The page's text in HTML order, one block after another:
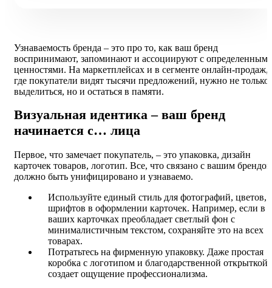
Узнаваемость бренда – это про то, как ваш бренд
воспринимают, запоминают и ассоциируют с
ценностями. На маркетплейсах и в сегменте онлайн-продаж,
где покупатели видят тысячи предложений, нужно не только
выделиться, но и остаться в памяти.
Визуальная идентика – ваш бренд
начинается с… лица
Первое, что замечает покупатель, – это упаковка, дизайн
карточек товаров, логотип. Все, что связано с вашим
должно быть унифицировано и узнаваемо.
Используйте единый стиль для фотографий, цветов,
шрифтов в оформлении карточек. Например, если в
ваших карточках преобладает светлый фон с
минималистичным текстом, сохраняйте это на всех
товарах.
Потратьтесь на фирменную упаковку. Даже простая
коробка с логотипом и благодарственной открыткой
создает ощущение профессионализма.